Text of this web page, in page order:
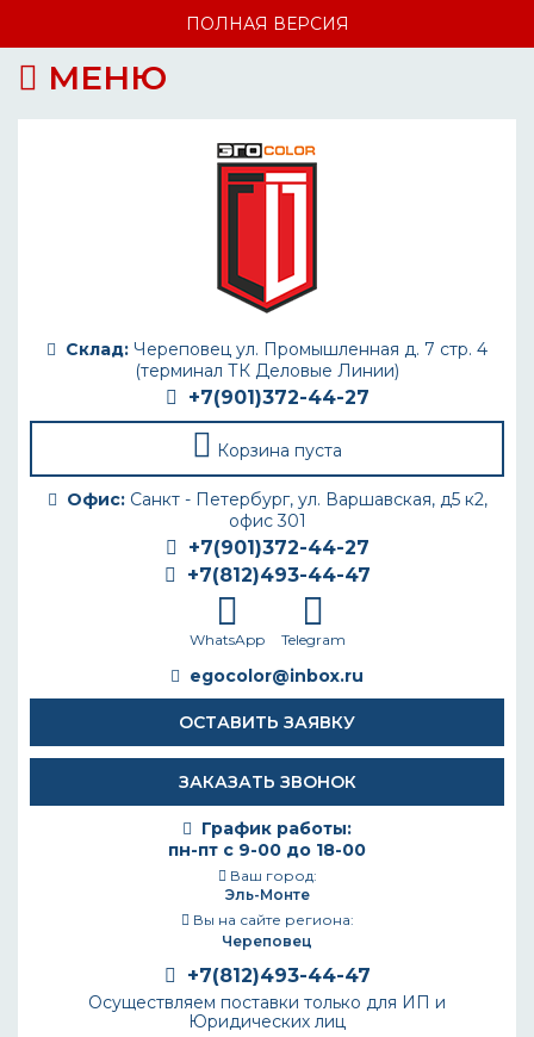
ПОЛНАЯ ВЕРСИЯ
МЕНЮ
Склад: Череповец ул. Промышленная д. 7 стр. 4
(терминал ТК Деловые Линии)
+7(901)372-44-27
Корзина пуста
Офис:Санкт - Петербург, ул. Варшавская, д5 к2,
офис 301
+7(901)372-44-27
+7(812)493-44-47
WhatsApp Telegram
egocolor@inbox.ru
ОСТАВИТЬ ЗАЯВКУ
ЗАКАЗАТЬ ЗВОНОК
График работы:
пн-пт с 9-00 до 18-00
Ваш город:
Эль-Монте
Вы на сайте региона:
Череповец
+7(812)493-44-47
Осуществляем поставки только для ИП и
Юридических лиц